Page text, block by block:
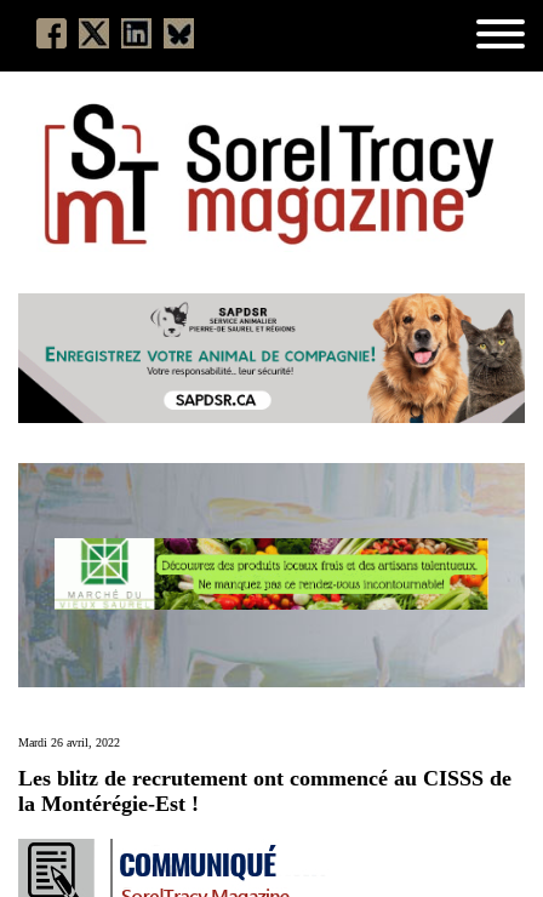
Mardi 26 avril, 2022
Les blitz de recrutement ont commencé au CISSS de
la Montérégie-Est !